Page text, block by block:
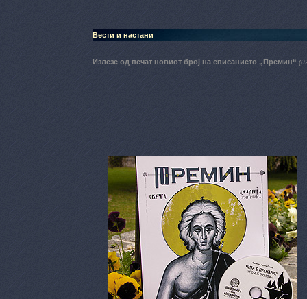
Вести и настани
Излезе од печат новиот број на списанието „Премин“